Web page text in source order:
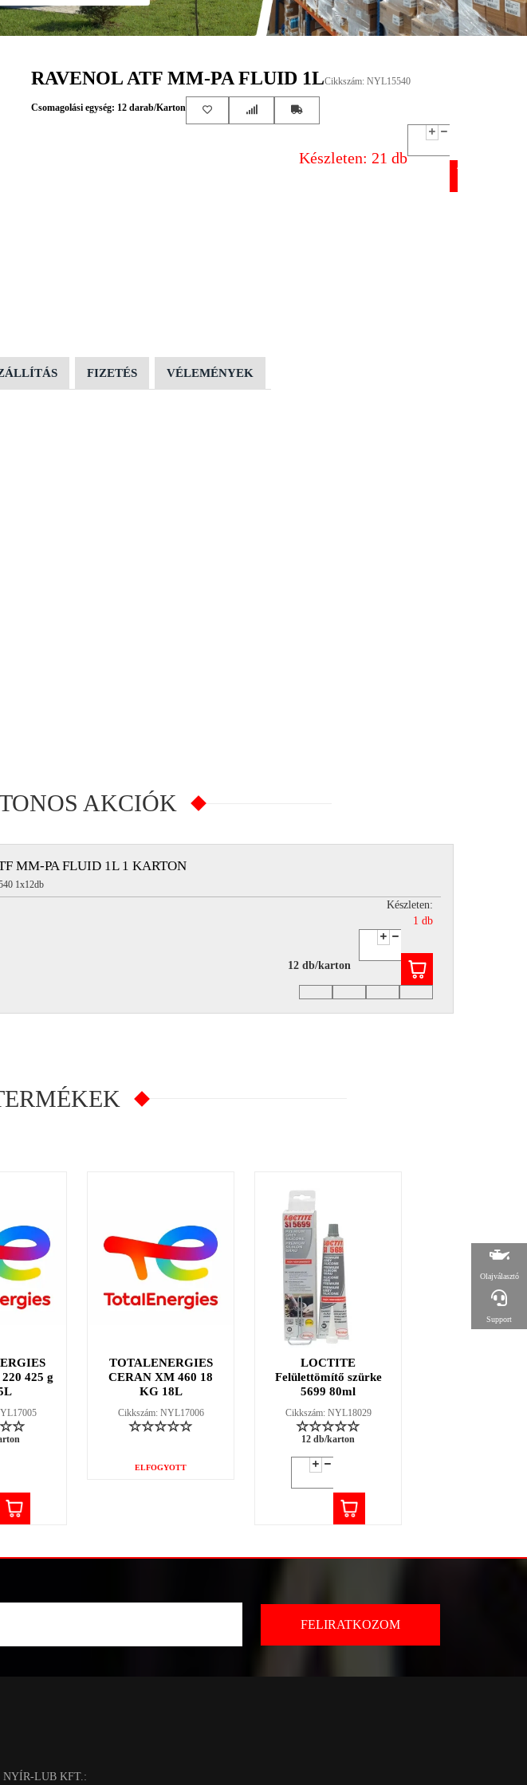
RAVENOL ATF MM-PA FLUID 1LCikkszám: NYL15540
Csomagolási egység: 12 darab/Karton
Készleten: 21 db
FIZETÉS VÉLEMÉNYEK
AKCIÓK
MM-PA FLUID 1L 1 KARTON
1x12db
Készleten:
1 db
12 db/karton
425 g
TOTALENERGIES
CERAN XM 460 18
KG 18L
Cikkszám: NYL17006
ELFOGYOTT
LOCTITE
Felülettömítő szürke
5699 80ml
Cikkszám: NYL18029
12 db/karton
NYÍR-LUB KFT.:
Olajválasztó
Support